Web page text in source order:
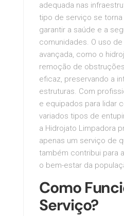
adequada nas
tipo de serviço se
garantir a saúde e a
comunidades. O uso
avançada, como o
remoção de
eficaz, preservando a
estruturas. Com
e equipados para lidar
variados tipos de
a Hidrojato Limpadora
apenas um serviço de
também contribui para
o bem-estar da
Como
Serviço?